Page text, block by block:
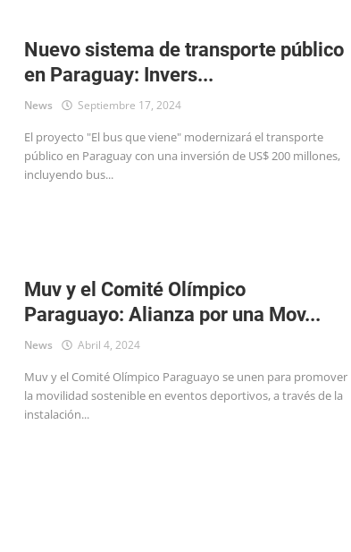
Nuevo sistema de transporte público
en Paraguay: Invers...
News Septiembre 17, 2024
El proyecto "El bus que viene" modernizará el transporte
público en Paraguay con una inversión de US$ 200 millones,
incluyendo bus...
Muv y el Comité Olímpico
Paraguayo: Alianza por una Mov...
News Abril 4, 2024
Muv y el Comité Olímpico Paraguayo se unen para promover
la movilidad sostenible en eventos deportivos, a través de la
instalación...